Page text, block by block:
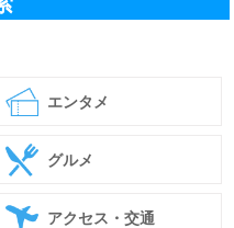
エンタメ
グルメ
アクセス・交通